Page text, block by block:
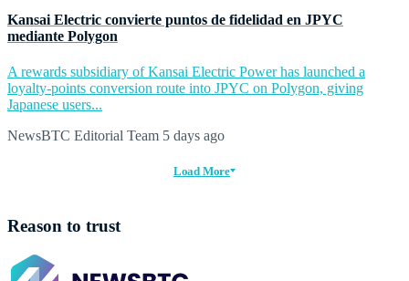
Kansai Electric convierte puntos de fidelidad en JPYC
mediante Polygon
A rewards subsidiary of Kansai Electric Power has launched a
loyalty-points conversion route into JPYC on Polygon, giving
Japanese users...
NewsBTC Editorial Team 5 days ago
Load More
Reason to trust